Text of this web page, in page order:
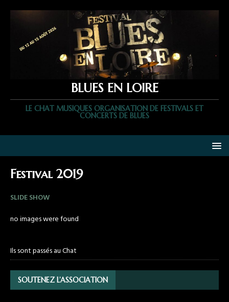
BLUES EN LOIRE
LE CHAT MUSIQUES ORGANISATION DE FESTIVALS ET
CONCERTS DE BLUES
Festival 2019
SLIDE SHOW
no images were found
Ils sont passés au Chat
SOUTENEZ L’ASSOCIATION